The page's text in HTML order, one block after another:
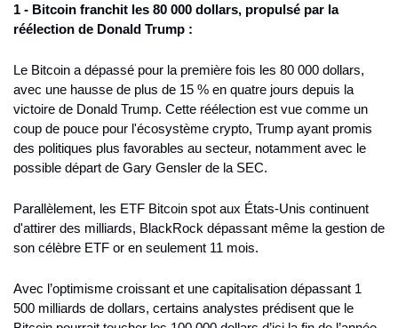
1 - Bitcoin franchit les 80 000 dollars, propulsé par la
réélection de Donald Trump :
Le Bitcoin a dépassé pour la première fois les 80 000 dollars,
avec une hausse de plus de 15 % en quatre jours depuis la
victoire de Donald Trump. Cette réélection est vue comme un
coup de pouce pour l'écosystème crypto, Trump ayant promis
des politiques plus favorables au secteur, notamment avec le
possible départ de Gary Gensler de la SEC.
Parallèlement, les ETF Bitcoin spot aux États-Unis continuent
d'attirer des milliards, BlackRock dépassant même la gestion de
son célèbre ETF or en seulement 11 mois.
Avec l’optimisme croissant et une capitalisation dépassant 1
500 milliards de dollars, certains analystes prédisent que le